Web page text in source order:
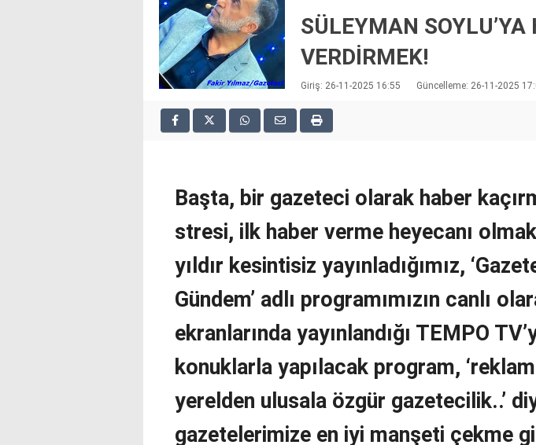
SÜLEYMAN SOYLU’YA
VERDİRMEK!
Giriş: 26-11-2025 16:55 Güncelleme: 26-11-2025
Başta, bir gazeteci olarak haber
stresi, ilk haber verme heyecanı
yıldır kesintisiz yayınladığımız,
Gündem’ adlı programımızın canlı
ekranlarında yayınlandığı TEMPO
konuklarla yapılacak program,
yerelden ulusala özgür gazetecilik..’
gazetelerimize en iyi manşeti çekme